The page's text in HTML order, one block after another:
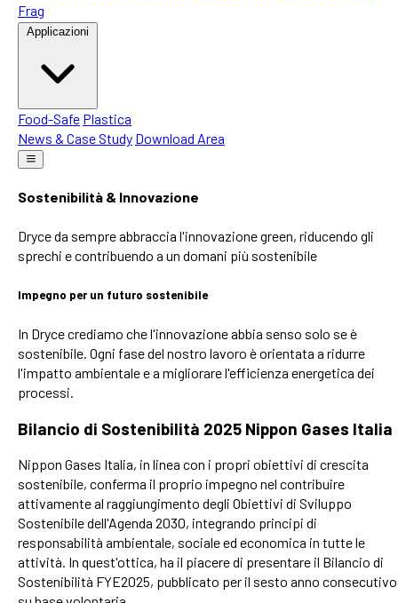
Frag
Applicazioni
Food-Safe Plastica
News & Case Study Download Area
Sostenibilità & Innovazione
Dryce da sempre abbraccia l'innovazione green, riducendo gli
sprechi e contribuendo a un domani più sostenibile
Impegno per un futuro sostenibile
In Dryce crediamo che l'innovazione abbia senso solo se è
sostenibile. Ogni fase del nostro lavoro è orientata a ridurre
l'impatto ambientale e a migliorare l'efficienza energetica dei
processi.
Bilancio di Sostenibilità 2025 Nippon Gases Italia
Nippon Gases Italia, in linea con i propri obiettivi di crescita
sostenibile, conferma il proprio impegno nel contribuire
attivamente al raggiungimento degli Obiettivi di Sviluppo
Sostenibile dell'Agenda 2030, integrando principi di
responsabilità ambientale, sociale ed economica in tutte le
attività. In quest'ottica, ha il piacere di presentare il Bilancio di
Sostenibilità FYE2025, pubblicato per il sesto anno consecutivo